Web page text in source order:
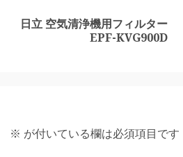
Previous
Next日立 空気清浄機用フィルター
EPF-KVG900D
※ が付いている欄は必須項目です